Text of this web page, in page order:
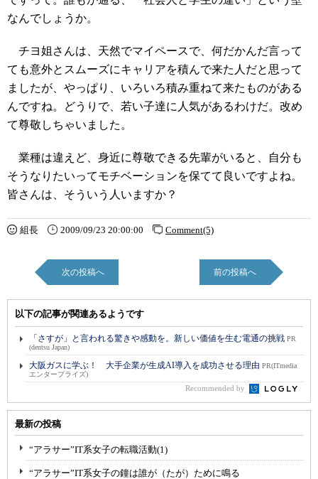
なんでしょうか。
チヨ姐さんは、天然でマイペースで、何だかんだ言って
ても意外とスムーズにキャリアを積んで来た人だと思って
ましたが、やっぱり、いろいろ積み重ねて来たものがある
んですね。どうりで、若い子達に人気があるわけだ。改め
て尊敬しちゃいました。
業種は違えど、身近に尊敬できる先輩がいると、自分も
そうなりたいってモチベーションを保てて良いですよね。
皆さんは、そういう人いますか？
組長 2009/09/23 20:00:00 Comment(5)
次の投稿へ 前の投稿へ
以下の記事が関連あるようです
「さすが」と言われる驚きや感動を。新しい価値を生む電通の挑戦 PR
(dentsu Japan)
大阪ガスに学ぶ！ 大手企業が生成AI導入を成功させる理由 PR(ITmedia
エンタープライズ)
Recommended by
最新の投稿
“アラサー”IT系女子の転職活動(1)
“アラサー”IT系女子の鐘は誰が（たが）ために鳴る